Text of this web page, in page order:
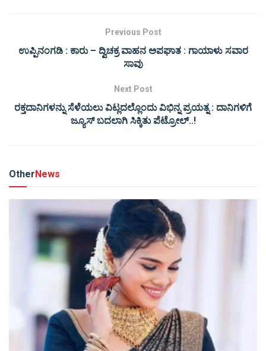
Previous Post
ಉಪ್ಪಿನಂಗಡಿ : ಕಾರು – ದ್ವಿಚಕ್ರ ವಾಹನ ಅಪಘಾತ : ಗಾಯಾಳು ಸವಾರ
ಸಾವು
Next Post
ರಕ್ತದಾನಿಗಳನ್ನು ಸೆಳೆಯಲು ವಿಟ್ಲದಲ್ಲೊಂದು ವಿಭಿನ್ನ ಪ್ರಯತ್ನ : ದಾನಿಗಳಿಗೆ
ಜ್ಯೂಸ್‌ ಬದಲಾಗಿ ಸಿಕ್ಕಿತು ಪೆಟ್ರೋಲ್..!
Other News